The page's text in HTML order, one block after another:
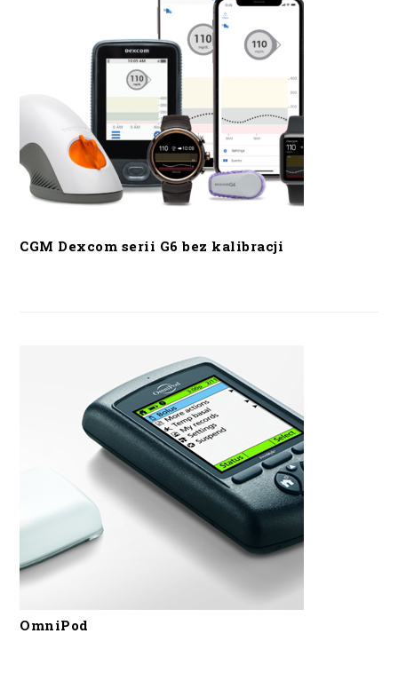
CGM Dexcom serii G6 bez kalibracji
OmniPod